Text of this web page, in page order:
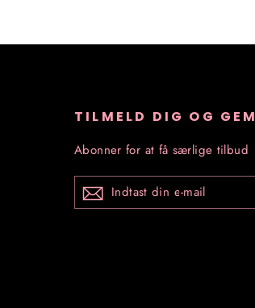
TILMELD DIG OG GEM
Abonner for at få særlige tilbud
DIN
E-